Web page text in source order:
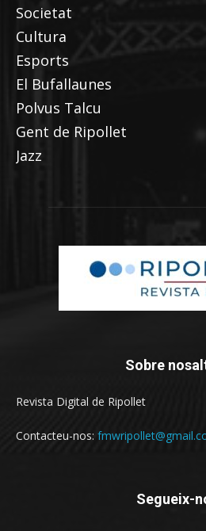
Societat
Cultura
Esports
El Bufallaunes
Polvus Talcu
Gent de Ripollet
Jazz
Sobre
Revista Digital de Ripollet
Contacteu-nos:
Segueix-